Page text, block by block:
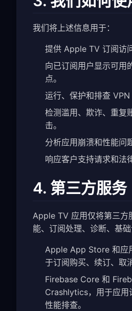
我们将上述信息用于：
提供 Apple TV 订阅访
向已订阅用户显示可用
点。
运行、保护和排查 VPN
检测滥用、欺诈、重复
击。
分析应用崩溃和性能问
响应客户支持请求和法
4. 第三方服务
Apple TV 应用仅将第三方
能、订阅处理、诊断、基础
Apple App Store 和应
于订阅购买、续订、取
Firebase Core 和
Crashlytics，用于应用
性能排查。